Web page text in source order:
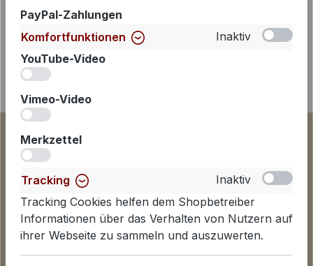
PayPal-Zahlungen
Komfortfunktionen
Inaktiv
YouTube-Video
Vimeo-Video
Merkzettel
Tracking
Inaktiv
Tracking Cookies helfen dem Shopbetreiber
Informationen über das Verhalten von Nutzern auf
ihrer Webseite zu sammeln und auszuwerten.